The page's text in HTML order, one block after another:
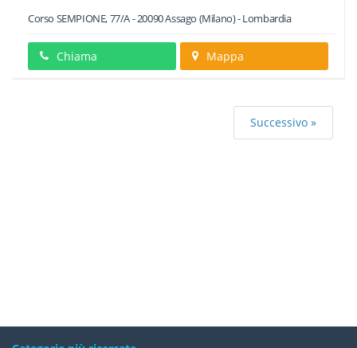
Corso SEMPIONE, 77/A-20090Assago (Milano) -Lombardia
Chiama Mappa
Successivo »